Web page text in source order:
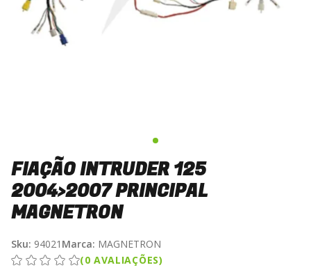
FIAÇÃO INTRUDER 125
2004>2007 PRINCIPAL
MAGNETRON
Sku: 94021 Marca: MAGNETRON
(0 AVALIAÇÕES)